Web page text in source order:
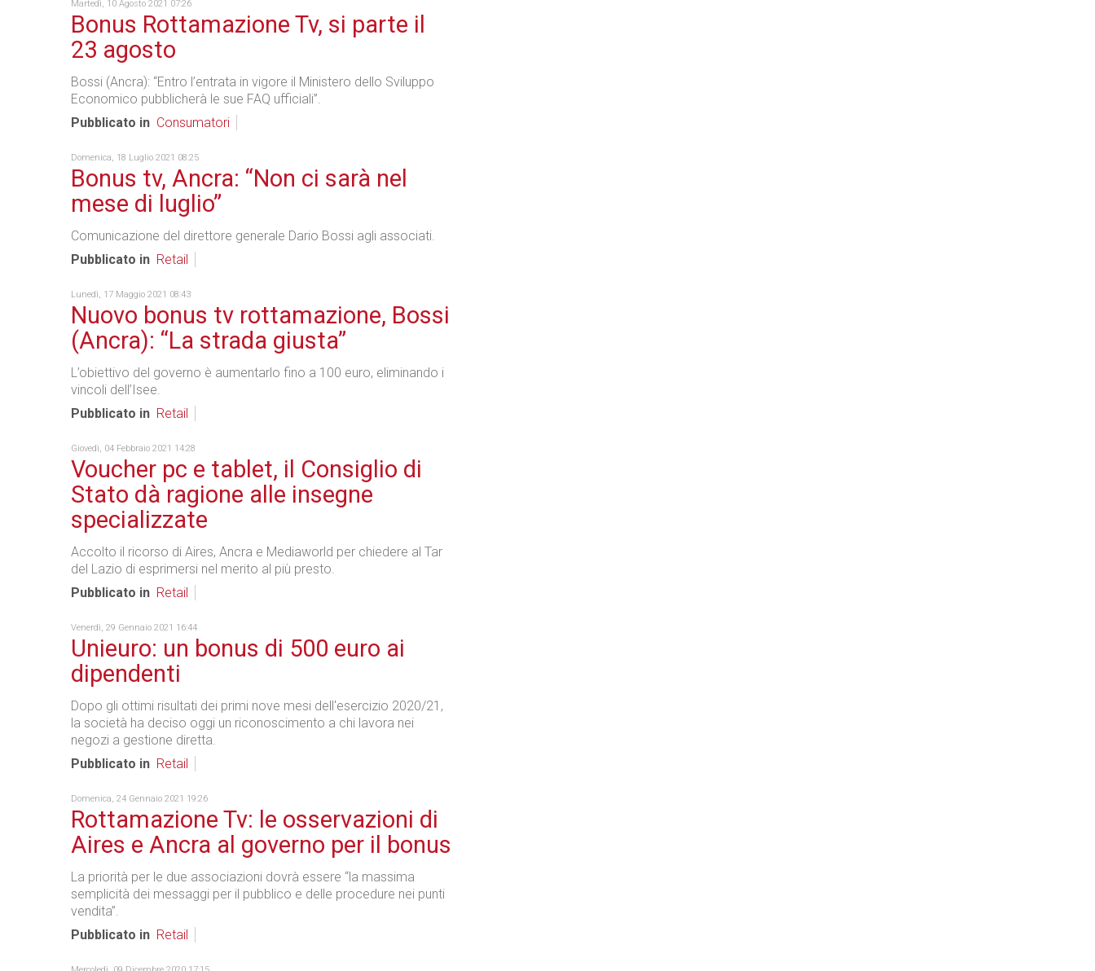
Martedì, 10 Agosto 2021 07:26
Bonus Rottamazione Tv, si parte il
23 agosto
Bossi (Ancra): “Entro l’entrata in vigore il Ministero dello Sviluppo
Economico pubblicherà le sue FAQ ufficiali”.
Pubblicato in Consumatori
Domenica, 18 Luglio 2021 08:25
Bonus tv, Ancra: “Non ci sarà nel
mese di luglio”
Comunicazione del direttore generale Dario Bossi agli associati.
Pubblicato in Retail
Lunedì, 17 Maggio 2021 08:43
Nuovo bonus tv rottamazione, Bossi
(Ancra): “La strada giusta”
L’obiettivo del governo è aumentarlo fino a 100 euro, eliminando i
vincoli dell’Isee.
Pubblicato in Retail
Giovedì, 04 Febbraio 2021 14:28
Voucher pc e tablet, il Consiglio di
Stato dà ragione alle insegne
specializzate
Accolto il ricorso di Aires, Ancra e Mediaworld per chiedere al Tar
del Lazio di esprimersi nel merito al più presto.
Pubblicato in Retail
Venerdì, 29 Gennaio 2021 16:44
Unieuro: un bonus di 500 euro ai
dipendenti
Dopo gli ottimi risultati dei primi nove mesi dell'esercizio 2020/21,
la società ha deciso oggi un riconoscimento a chi lavora nei
negozi a gestione diretta.
Pubblicato in Retail
Domenica, 24 Gennaio 2021 19:26
Rottamazione Tv: le osservazioni di
Aires e Ancra al governo per il bonus
La priorità per le due associazioni dovrà essere “la massima
semplicità dei messaggi per il pubblico e delle procedure nei punti
vendita”.
Pubblicato in Retail